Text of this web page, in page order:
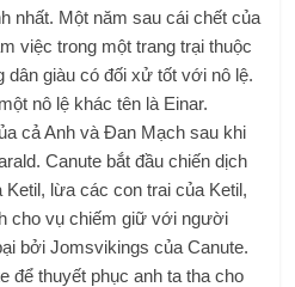
nhất. Một năm sau cái chết của
việc trong một trang trại thuộc
giàu có đối xử tốt với nô lệ.
nô lệ khác tên là Einar.
cả Anh và Đan Mạch sau khi
Canute bắt đầu chiến dịch
lừa các con trai của Ketil,
cho vụ chiếm giữ với người
bởi Jomsvikings của Canute.
để thuyết phục anh ta tha cho